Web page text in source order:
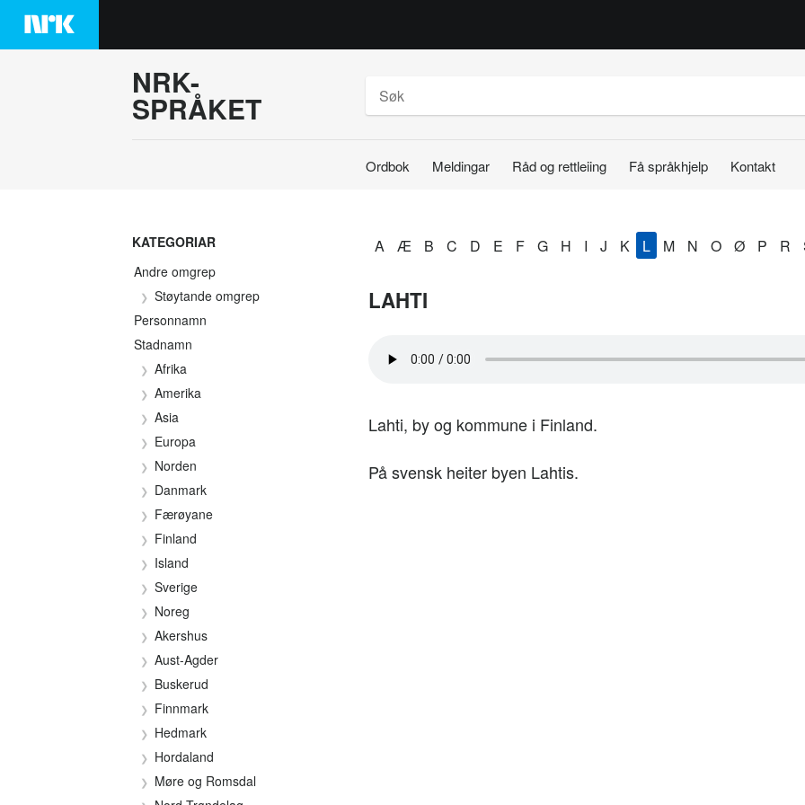
Hopp
innhaldet
NRK-
SPRÅKET
Ordbok Meldingar Råd og rettleiing Få språkhjelp Kontakt
KATEGORIAR
Andre omgrep
Støytande omgrep
Personnamn
Stadnamn
Afrika
Amerika
Asia
Europa
Norden
Danmark
Færøyane
Finland
Island
Sverige
Noreg
Akershus
Aust-Agder
Buskerud
Finnmark
Hedmark
Hordaland
Møre og Romsdal
A Æ B C D E F G H I J K L M N O Ø P R
LAHTI
Lahti, by og kommune i Finland.
På svensk heiter byen Lahtis.